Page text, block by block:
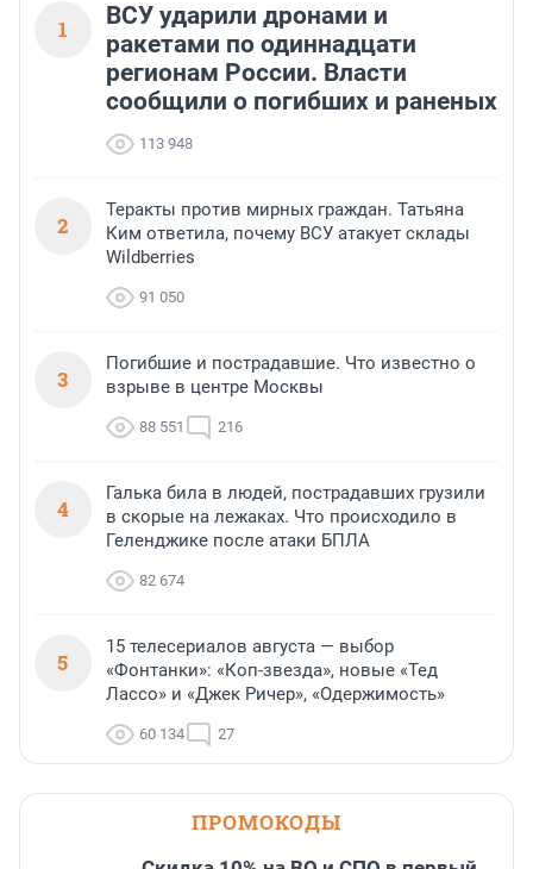
1
ВСУ ударили дронами и
ракетами по одиннадцати
регионам России. Власти
сообщили о погибших и раненых
113 948
2
Теракты против мирных граждан. Татьяна
Ким ответила, почему ВСУ атакует склады
Wildberries
91 050
3
Погибшие и пострадавшие. Что известно о
взрыве в центре Москвы
88 551 216
4
Галька била в людей, пострадавших грузили
в скорые на лежаках. Что происходило в
Геленджике после атаки БПЛА
82 674
5
15 телесериалов августа — выбор
«Фонтанки»: «Коп-звезда», новые «Тед
Лассо» и «Джек Ричер», «Одержимость»
60 134 27
ПРОМОКОДЫ